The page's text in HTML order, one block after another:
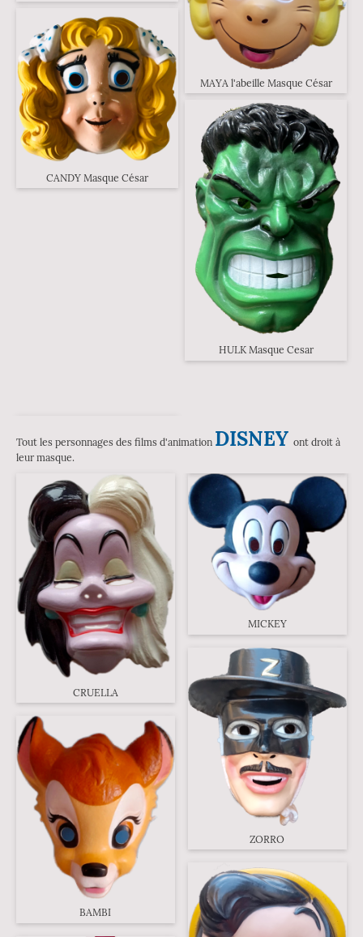
CANDY Masque César
MAYA l'abeille Masque César
HULK Masque Cesar
Tout les personnages des films d'animation DISNEY ont droit à
leur masque.
CRUELLA
BAMBI
MICKEY
ZORRO